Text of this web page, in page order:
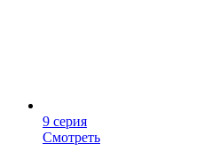
9 серия
Смотреть